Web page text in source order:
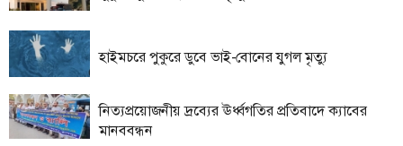
প্রকৃতি
অপরাধ
চাঁদপুর
জেলার
খবর
হাইমচরে পুকুরে ডুবে ভাই-বোনের যুগল মৃত্যু
নিত্যপ্রয়োজনীয় দ্রব্যের ঊর্ধ্বগতির প্রতিবাদে ক্যাবের
মানববন্ধন